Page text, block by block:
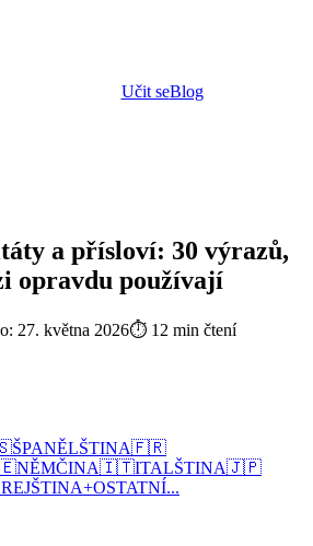
Učit seBlog
a přísloví: 30 výrazů,
opravdu používají
27. května 2026⏱ 12 min čtení
ŠPANĚLŠTINA🇫🇷
NĚMČINA🇮🇹ITALŠTINA🇯🇵
+OSTATNÍ...